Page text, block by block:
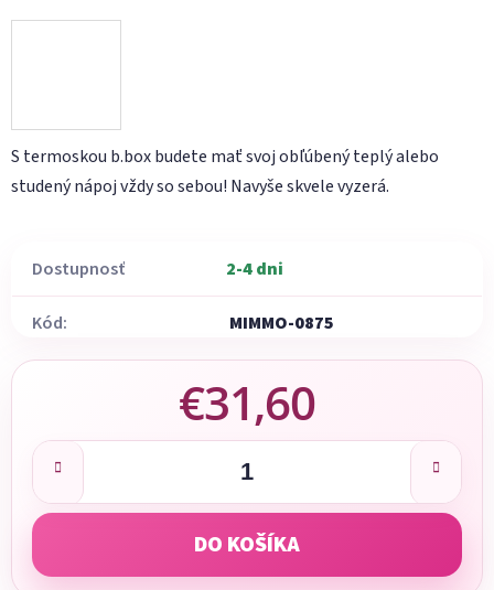
S termoskou b.box budete mať svoj obľúbený teplý alebo
studený nápoj vždy so sebou! Navyše skvele vyzerá.
Dostupnosť 2-4 dni
Kód: MIMMO-0875
€31,60
Jednotková cena:
DO KOŠÍKA